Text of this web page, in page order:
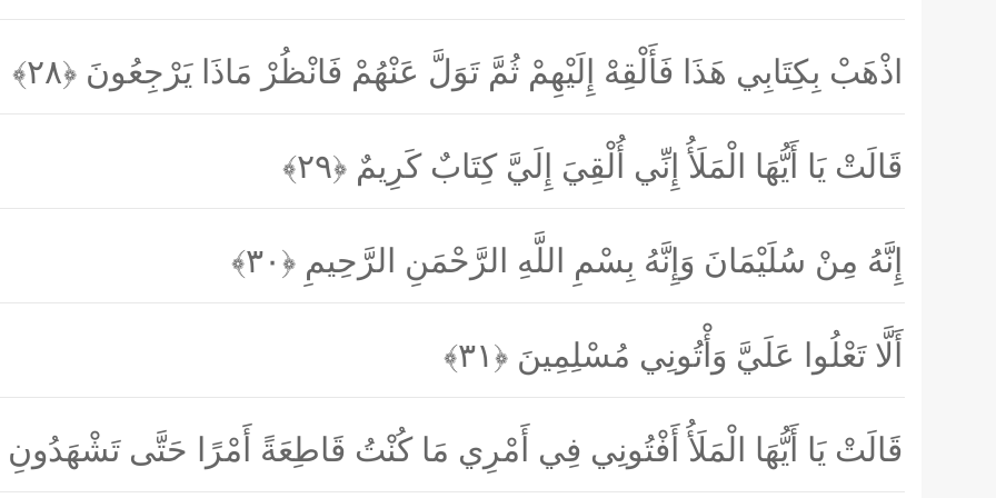
اذْهَبْ بِكِتَابِي هَذَا فَأَلْقِهْ إِلَيْهِمْ ثُمَّ تَوَلَّ عَنْهُمْ فَانْظُرْ مَاذَا يَرْجِعُونَ ﴿۲۸﴾
قَالَتْ يَا أَيُّهَا الْمَلَأُ إِنِّي أُلْقِيَ إِلَيَّ كِتَابٌ كَرِيمٌ ﴿۲۹﴾
إِنَّهُ مِنْ سُلَيْمَانَ وَإِنَّهُ بِسْمِ اللَّهِ الرَّحْمَنِ الرَّحِيمِ ﴿۳۰﴾
أَلَّا تَعْلُوا عَلَيَّ وَأْتُونِي مُسْلِمِينَ ﴿۳۱﴾
قَالَتْ يَا أَيُّهَا الْمَلَأُ أَفْتُونِي فِي أَمْرِي مَا كُنْتُ قَاطِعَةً أَمْرًا حَتَّى تَشْهَدُونِ